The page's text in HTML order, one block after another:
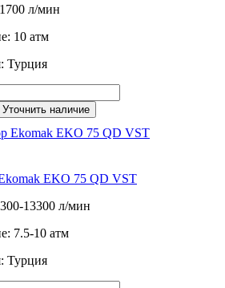
л/мин
10 атм
Турция
Уточнить наличие
EKO 75 QD VST
13300 л/мин
7.5-10 атм
Турция